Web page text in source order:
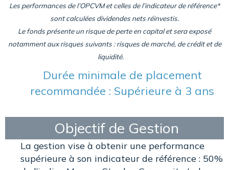
Les performances de l’OPCVM et celles de l’indicateur de référence*
sont calculées dividendes nets réinvestis.
Le fonds présente un risque de perte en capital et sera exposé
notamment aux risques suivants : risques de marché, de crédit et de
liquidité.
Durée minimale de placement
recommandée : Supérieure à 3 ans
Objectif de Gestion
La gestion vise à obtenir une performance
supérieure à son indicateur de référence : 50%